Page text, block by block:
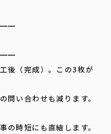
（完成）。この3枚が
問い合わせも減ります。
の時短にも直結します。